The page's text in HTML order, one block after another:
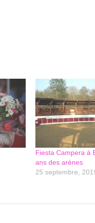
Fiesta Campera à
ans des arènes
25 septembre,